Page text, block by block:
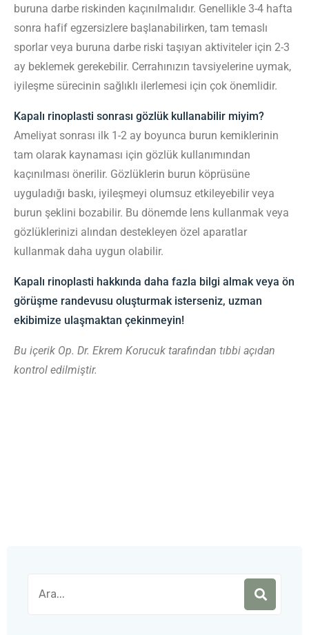
buruna darbe riskinden kaçınılmalıdır. Genellikle 3-4 hafta
sonra hafif egzersizlere başlanabilirken, tam temaslı
sporlar veya buruna darbe riski taşıyan aktiviteler için 2-3
ay beklemek gerekebilir. Cerrahınızın tavsiyelerine uymak,
iyileşme sürecinin sağlıklı ilerlemesi için çok önemlidir.
Kapalı rinoplasti sonrası gözlük kullanabilir miyim?
Ameliyat sonrası ilk 1-2 ay boyunca burun kemiklerinin
tam olarak kaynaması için gözlük kullanımından
kaçınılması önerilir. Gözlüklerin burun köprüsüne
uyguladığı baskı, iyileşmeyi olumsuz etkileyebilir veya
burun şeklini bozabilir. Bu dönemde lens kullanmak veya
gözlüklerinizi alından destekleyen özel aparatlar
kullanmak daha uygun olabilir.
Kapalı rinoplasti hakkında daha fazla bilgi almak veya ön
görüşme randevusu oluşturmak isterseniz, uzman
ekibimize ulaşmaktan çekinmeyin!
Bu içerik Op. Dr. Ekrem Korucuk tarafından tıbbi açıdan
kontrol edilmiştir.